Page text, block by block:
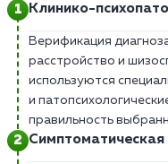
Клинико-
Верификация
расстройство и
используются
и
правильность